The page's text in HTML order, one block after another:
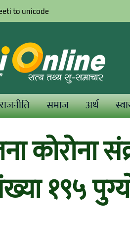
to unicode
राजनीति समाज अर्थ
कोरोना
१९५